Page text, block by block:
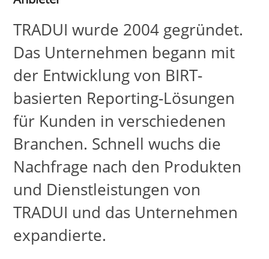
TRADUI wurde 2004 gegründet.
Das Unternehmen begann mit
der Entwicklung von BIRT-
basierten Reporting-Lösungen
für Kunden in verschiedenen
Branchen. Schnell wuchs die
Nachfrage nach den Produkten
und Dienstleistungen von
TRADUI und das Unternehmen
expandierte.